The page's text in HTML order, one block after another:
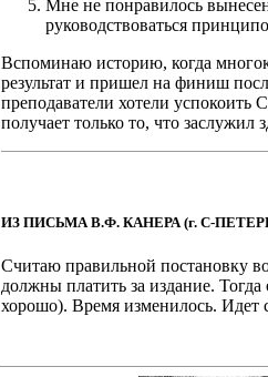
Мне не понравилось
руководствоваться
Вспоминаю историю, когда
результат и пришел на финиш
преподаватели хотели успокоить
получает только то, что заслужил
ИЗ ПИСЬМА В.Ф. КАНЕРА (г. С-
Считаю правильной постановку
должны платить за издание.
хорошо). Время изменилось. Идет